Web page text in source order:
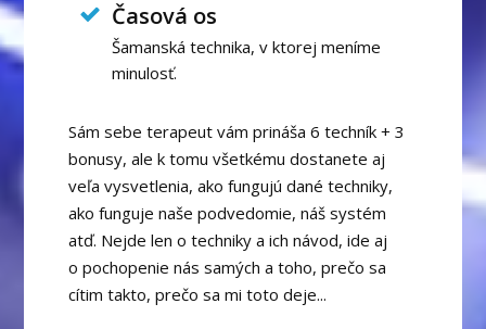
Časová os
Šamanská technika, v ktorej meníme
minulosť.
Sám sebe terapeut vám prináša 6 techník + 3
bonusy, ale k tomu všetkému dostanete aj
veľa vysvetlenia, ako fungujú dané techniky,
ako funguje naše podvedomie, náš systém
atď. Nejde len o techniky a ich návod, ide aj
o pochopenie nás samých a toho, prečo sa
cítim takto, prečo sa mi toto deje...